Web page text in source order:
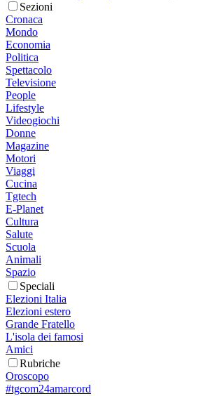
Sezioni
Cronaca
Mondo
Economia
Politica
Spettacolo
Televisione
People
Lifestyle
Videogiochi
Donne
Magazine
Motori
Viaggi
Cucina
Tgtech
E-Planet
Cultura
Salute
Scuola
Animali
Spazio
Speciali
Elezioni Italia
Elezioni estero
Grande Fratello
L'isola dei famosi
Amici
Rubriche
Oroscopo
#tgcom24amarcord